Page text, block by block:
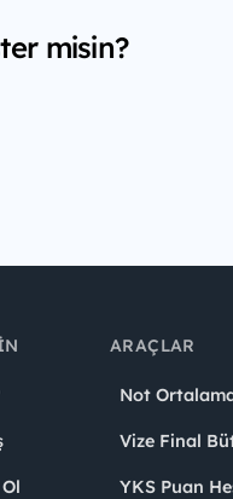
misin?
ARAÇLAR
Not
Vize Final
YKS Puan